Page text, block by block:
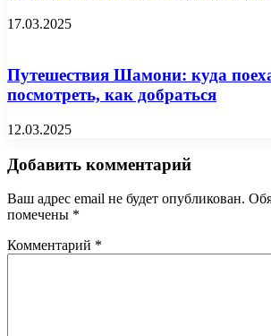
17.03.2025
Путешествия Шамони: куда
посмотреть, как добраться
12.03.2025
Добавить комментарий
Ваш адрес email не будет опубликован.
помечены *
Комментарий *